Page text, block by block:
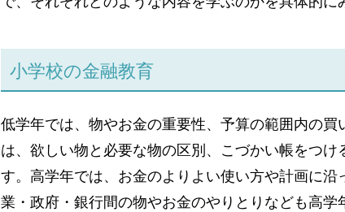
小学校の金融教育
低学年では、物やお金の重要性、予算の範囲内の
は、欲しい物と必要な物の区別、こづかい帳をつ
す。高学年では、お金のよりよい使い方や計画に
業・政府・銀行間の物やお金のやりとりなども高学